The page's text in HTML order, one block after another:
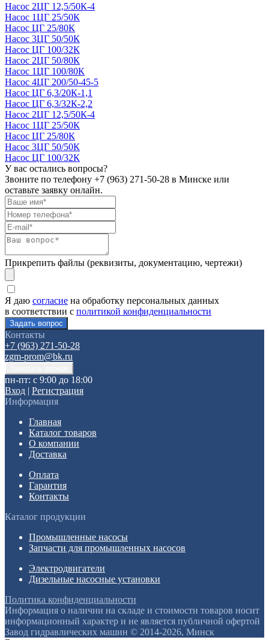
Насос 2ЦГ 12,5/50К-4
Насос 1ЦГ 25/50К
Насос ЦГ 25/80К
Насос 3ЦГ 50/50К
Насос ЦГ 100/32К
Насос 2ЦГ 50/80К
Насос 1ЦГ 100/80К
Насос 4ЦГ 200/50-45-5
Насос ЦГ 6,3/20К-1,1
Насос ЦГ 6,3/32К-2,2
Насос 2ЦГ 12,5/50К-4
Насос 1ЦГ 25/50К
Насос ЦГ 25/80К
Насос 3ЦГ 50/50К
Насос ЦГ 100/32К
У вас остались вопросы?
Звоните по телефону +7 (963) 271-50-28 в Минске или
оставьте заявку онлайн.
Прикрепить файлы (реквизиты, документацию, чертежи)
Я даю согласие на обработку персональных данных
в соответствии с политикой конфиденциальности
Контакты
+7 (963) 271-50-28
zgm-prom@bk.ru
пн-пт: с 9:00 до 18:00
Вход | Регистрация
Информация
Главная
Каталог товаров
О компании
Доставка
Оплата
Гарантия
Контакты
Каталог продукции
Промышленные насосы
Запчасти для промышленных насосов
Электродвигатели
Дизельные насосные установки
Политика конфиденциальности
Информация о наличии на складе и стоимости товаров носит
информационный характер и не является публичной офертой
Завод гидравлических машин © 2014-2026, Минск